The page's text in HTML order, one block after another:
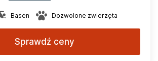
Basen Dozwolone zwierzęta
Sprawdź ceny